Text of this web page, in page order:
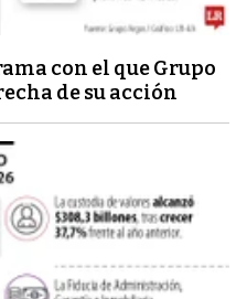
con el que Grupo
de su acción